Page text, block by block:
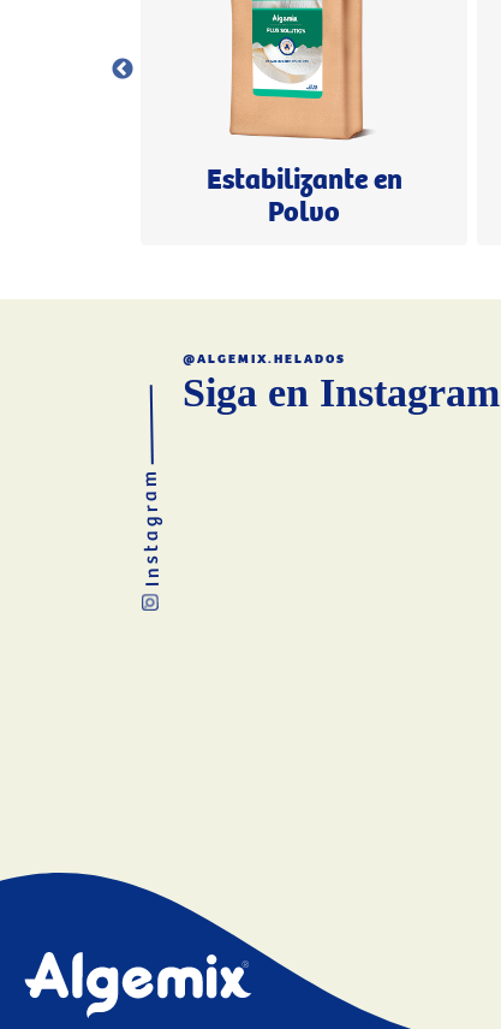
Estabilizante en
Polvo
Instagram
@ALGEMIX.HELADOS
Siga en Instagram